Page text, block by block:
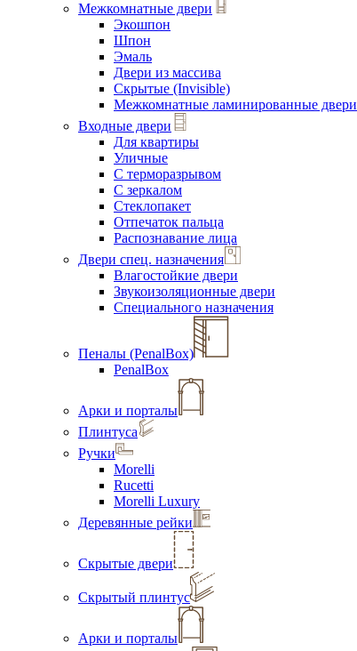
Межкомнатные двери
Экошпон
Шпон
Эмаль
Двери из массива
Скрытые (Invisible)
Межкомнатные ламинированные двери
Входные двери
Для квартиры
Уличные
С терморазрывом
С зеркалом
Стеклопакет
Отпечаток пальца
Распознавание лица
Двери спец. назначения
Влагостойкие двери
Звукоизоляционные двери
Специального назначения
Пеналы (PenalBox)
PenalBox
Арки и порталы
Плинтуса
Ручки
Morelli
Rucetti
Morelli Luxury
Деревянные рейки
Скрытые двери
Скрытый плинтус
Арки и порталы